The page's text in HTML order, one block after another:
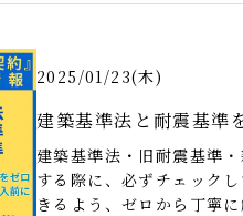
2025/01/23(木)
建築基準法と耐震基準
建築基準法・旧耐震基準
する際に、必ずチェック
きるよう、ゼロから丁寧